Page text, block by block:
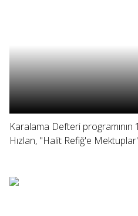
Karalama Defteri
Hızlan, "Halit Refiğ'e Mektuplar"